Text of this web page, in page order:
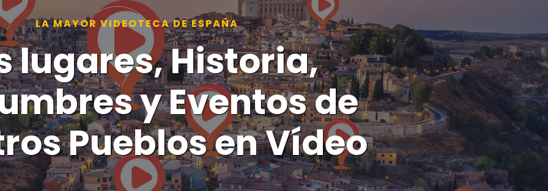
LA MAYOR VIDEOTECA DE ESPAÑA
lugares, Historia,
y Eventos de
Pueblos en Vídeo